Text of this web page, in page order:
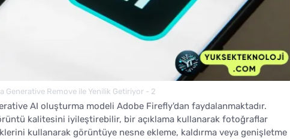
Generative Remove ile Yenilik Getiriyor - 2
AI oluşturma modeli Adobe Firefly'dan faydalanmaktadır.
kalitesini iyileştirebilir, bir açıklama kullanarak fotoğraflar
kullanarak görüntüye nesne ekleme, kaldırma veya genişletme